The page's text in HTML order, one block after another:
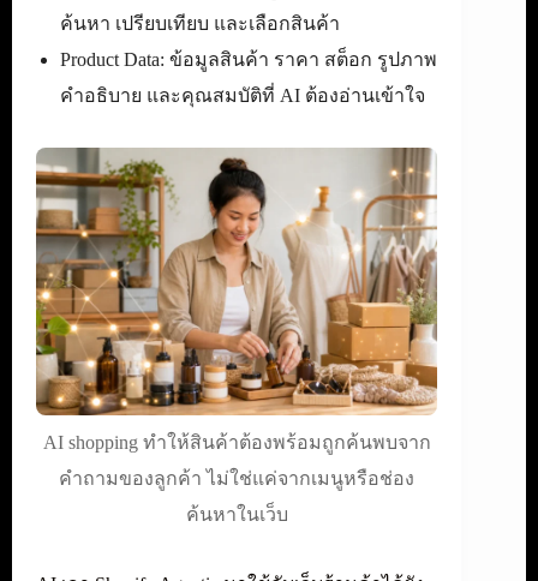
ค้นหา เปรียบเทียบ และเลือกสินค้า
Product Data: ข้อมูลสินค้า ราคา สต็อก รูปภาพ
คำอธิบาย และคุณสมบัติที่ AI ต้องอ่านเข้าใจ
AI shopping ทำให้สินค้าต้องพร้อมถูกค้นพบจาก
คำถามของลูกค้า ไม่ใช่แค่จากเมนูหรือช่อง
ค้นหาในเว็บ